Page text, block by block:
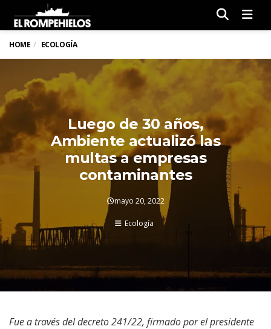
HOME ECOLOGÍA
Luego de 30 años,
Ambiente actualizó las
multas a empresas
contaminantes
mayo 20, 2022
Ecología
Fue a través del decreto 241/22, firmado por el presidente